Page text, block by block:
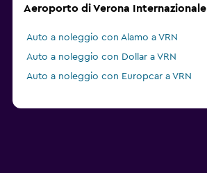
Aeroporto di Verona Internazionale
Auto a noleggio con Alamo a VRN
Auto a noleggio con Dollar a VRN
Auto a noleggio con Europcar a VRN